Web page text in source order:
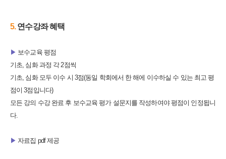
5.​연수강좌 혜택
▶ 보수교육 평점
기초, 심화 과정 각 2점씩
기초, 심화 모두 이수 시 3점(동일 학회에서 한 해에 이수하실 수 있는 최고 평
점이 3점입니다)
모든 강의 수강 완료 후 보수교육 평가 설문지를 작성하여야 평점이 인정됩니
다.
▶ 자료집 pdf 제공